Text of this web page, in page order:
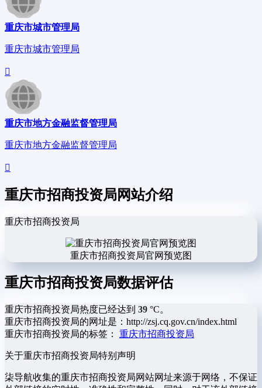
重庆市城市管理局
重庆市城市管理局
重庆市地方金融监督管理局
重庆市地方金融监督管理局
重庆市招商投资局网站介绍
重庆市招商投资局
重庆市招商投资局官网预览图
重庆市招商投资局数据评估
重庆市招商投资局热度已经达到 39 °C。
重庆市招商投资局的网址是：http://zsj.cq.gov.cn/index.html
重庆市招商投资局的标签： 重庆市招商投资局
关于重庆市招商投资局特别声明
柒导航收集的重庆市招商投资局网站网址来源于网络，不保证